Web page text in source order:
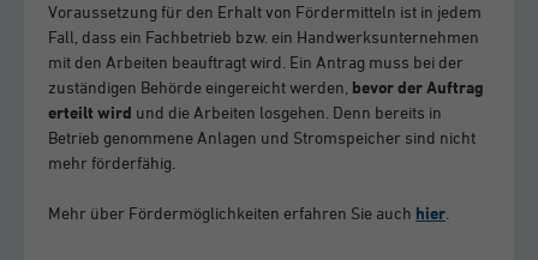
Voraussetzung für den Erhalt von Fördermitteln ist in jedem
Fall, dass ein Fachbetrieb bzw. ein Handwerksunternehmen
mit den Arbeiten beauftragt wird. Ein Antrag muss bei der
zuständigen Behörde eingereicht werden, bevor der Auftrag
erteilt wird und die Arbeiten losgehen. Denn bereits in
Betrieb genommene Anlagen und Stromspeicher sind nicht
mehr förderfähig.
Mehr über Fördermöglichkeiten erfahren Sie auch hier